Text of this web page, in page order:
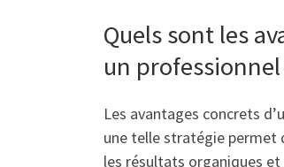
Quels sont les
un professionnel
Les avantages concrets
une telle stratégie permet
les résultats organiques